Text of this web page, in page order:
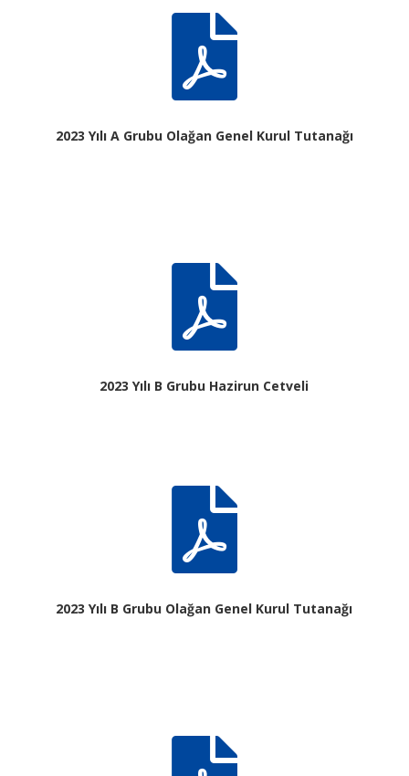

2023 Yılı A Grubu Olağan Genel Kurul Tutanağı

2023 Yılı B Grubu Hazirun Cetveli

2023 Yılı B Grubu Olağan Genel Kurul Tutanağı